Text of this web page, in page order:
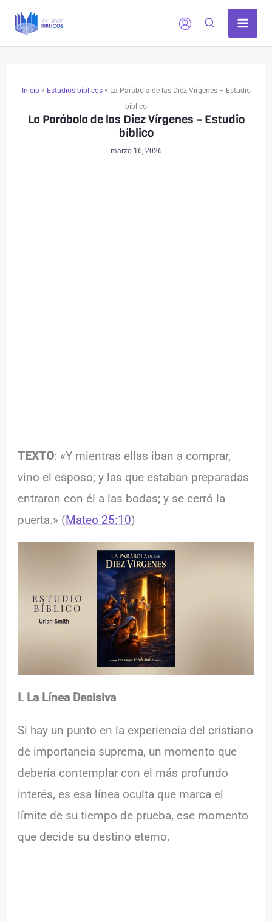
Inicio» Estudios bíblicos» La Parábola de las Diez Vírgenes – Estudio
bíblico
La Parábola de las Diez Vírgenes – Estudio
bíblico
marzo 16, 2026
TEXTO: «Y mientras ellas iban a comprar,
vino el esposo; y las que estaban preparadas
entraron con él a las bodas; y se cerró la
puerta.» (Mateo 25:10)
I. La Línea Decisiva
Si hay un punto en la experiencia del cristiano
de importancia suprema, un momento que
debería contemplar con el más profundo
interés, es esa línea oculta que marca el
límite de su tiempo de prueba, ese momento
que decide su destino eterno.